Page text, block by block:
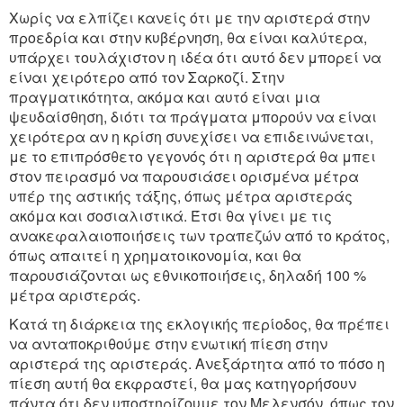
Χωρίς να ελπίζει κανείς ότι με την αριστερά στην
προεδρία και στην κυβέρνηση, θα είναι καλύτερα,
υπάρχει τουλάχιστον η ιδέα ότι αυτό δεν μπορεί να
είναι χειρότερο από τον Σαρκοζί. Στην
πραγματικότητα, ακόμα και αυτό είναι μια
ψευδαίσθηση, διότι τα πράγματα μπορούν να είναι
χειρότερα αν η κρίση συνεχίσει να επιδεινώνεται,
με το επιπρόσθετο γεγονός ότι η αριστερά θα μπει
στον πειρασμό να παρουσιάσει ορισμένα μέτρα
υπέρ της αστικής τάξης, όπως μέτρα αριστεράς
ακόμα και σοσιαλιστικά. Έτσι θα γίνει με τις
ανακεφαλαιοποιήσεις των τραπεζών από το κράτος,
όπως απαιτεί η χρηματοικονομία, και θα
παρουσιάζονται ως εθνικοποιήσεις, δηλαδή 100 %
μέτρα αριστεράς.
Κατά τη διάρκεια της εκλογικής περίοδος, θα πρέπει
να ανταποκριθούμε στην ενωτική πίεση στην
αριστερά της αριστεράς. Ανεξάρτητα από το πόσο η
πίεση αυτή θα εκφραστεί, θα μας κατηγορήσουν